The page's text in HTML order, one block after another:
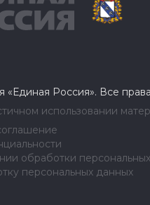
«Единая Россия». Все
использовании
обработки
персональных данных